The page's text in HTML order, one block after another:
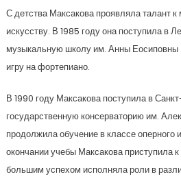
С детства Максакова проявляла талант
искусству. В 1985 году она поступила в
музыкальную школу им. Анны Еосиповны
игру на фортепиано.
В 1990 году Максакова поступила в
государственную консерваторию им.
продолжила обучение в классе оперного
окончании учебы Максакова приступила к
большим успехом исполняла роли в